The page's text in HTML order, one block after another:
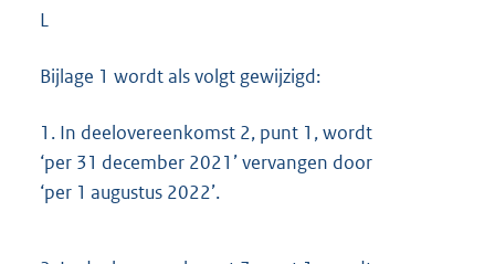
L
Bijlage 1 wordt als volgt gewijzigd:
1. In deelovereenkomst 2, punt 1, wordt
‘per 31 december 2021’ vervangen door
‘per 1 augustus 2022’.